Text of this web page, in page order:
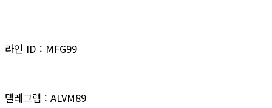
라인 ID : MFG99
텔레그램 : ALVM89